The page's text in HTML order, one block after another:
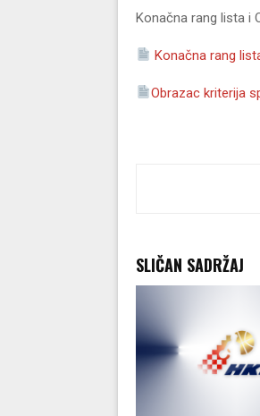
Konačna rang lista i
Konačna rang
Obrazac kriterija
SLIČAN SADRŽAJ